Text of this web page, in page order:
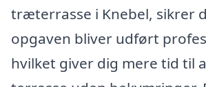
træterrasse i Knebel, sikrer
opgaven bliver udført
hvilket giver dig mere tid til